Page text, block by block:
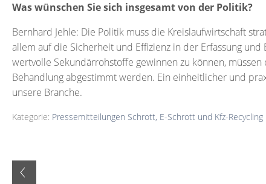
Was wünschen Sie sich insgesamt von der Politik?
Bernhard Jehle: Die Politik muss die Kreislaufwirtschaft
allem auf die Sicherheit und Effizienz in der Erfassung
wertvolle Sekundärrohstoffe gewinnen zu können,
Behandlung abgestimmt werden. Ein einheitlicher und
unsere Branche.
Kategorie: Pressemitteilungen Schrott, E-Schrott und Kfz-Recycling